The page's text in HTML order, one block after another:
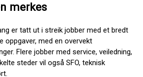
merkes
er tatt ut i streik jobber med et bredt
oppgaver, med en overvekt
Flere jobber med service, veiledning,
steder vil også SFO, teknisk